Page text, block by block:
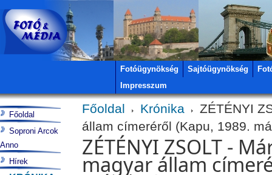
Fotóügynökség Sajtóügynökség
Impresszum
Főoldal Krónika
ZÉTÉNYI
állam címeréről (Kapu, 1989.
ZÉTÉNYI ZSOLT -
magyar állam
Főoldal
Soproni Arcok
Anno
Hírek